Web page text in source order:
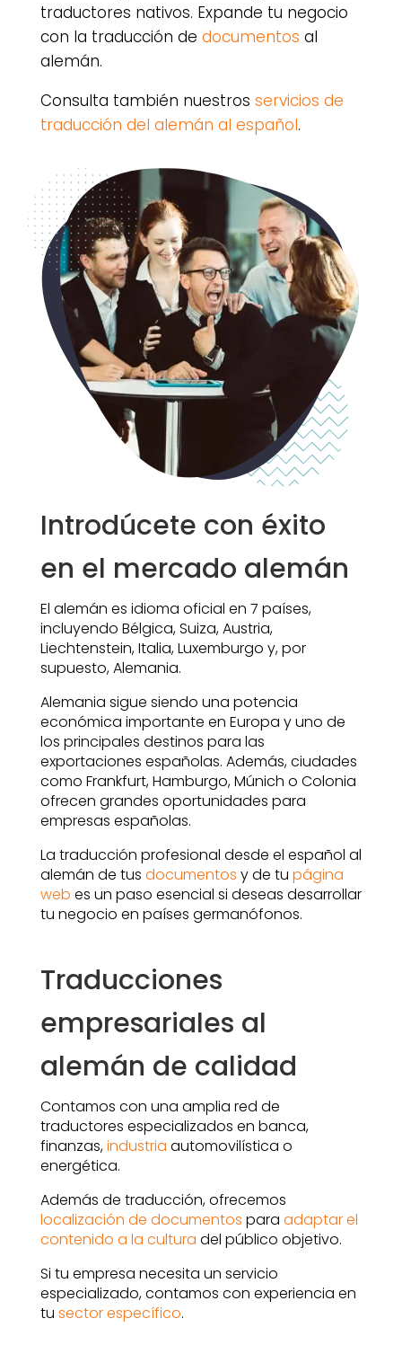
traductores nativos. Expande tu negocio
con la traducción de documentos al
alemán.
Consulta también nuestros servicios de
traducción del alemán al español.
Introdúcete con éxito
en el mercado alemán
El alemán es idioma oficial en 7 países,
incluyendo Bélgica, Suiza, Austria,
Liechtenstein, Italia, Luxemburgo y, por
supuesto, Alemania.
Alemania sigue siendo una potencia
económica importante en Europa y uno de
los principales destinos para las
exportaciones españolas. Además, ciudades
como Frankfurt, Hamburgo, Múnich o Colonia
ofrecen grandes oportunidades para
empresas españolas.
La traducción profesional desde el español al
alemán de tus documentos y de tu página
web es un paso esencial si deseas desarrollar
tu negocio en países germanófonos.
Traducciones
empresariales al
alemán de calidad
Contamos con una amplia red de
traductores especializados en banca,
finanzas,industria automovilística o
energética.
Además de traducción, ofrecemos
localización de documentos para adaptar el
contenido a la cultura del público objetivo.
Si tu empresa necesita un servicio
especializado, contamos con experiencia en
tu sector específico.